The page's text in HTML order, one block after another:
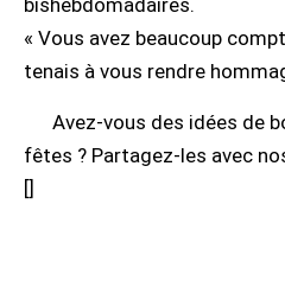
bishebdomadaires.
« Vous avez beaucoup
tenais à vous rendre
Avez-vous des idées de
fêtes ? Partagez-les avec
[]